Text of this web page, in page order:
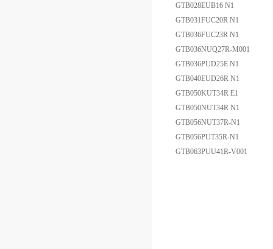
GTB028EUB16 N1
GTB031FUC20R N1
GTB036FUC23R N1
GTB036NUQ27R-M001
GTB036PUD25E N1
GTB040EUD26R N1
GTB050KUT34R E1
GTB050NUT34R N1
GTB056NUT37R-N1
GTB056PUT35R-N1
GTB063PUU41R-V001